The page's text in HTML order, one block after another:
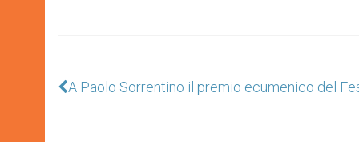
A Paolo Sorrentino il premio ecumenico del